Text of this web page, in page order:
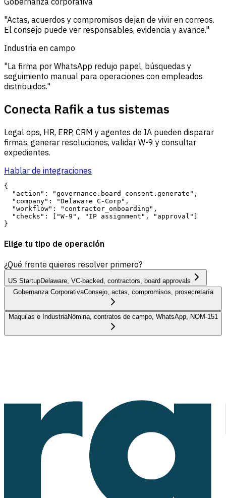
"Actas, acuerdos y compromisos dejan de vivir en correos.
El consejo puede ver responsables, evidencia y avance."
Industria en campo
"La firma por WhatsApp redujo papel, búsquedas y
seguimiento manual para operaciones con empleados
distribuidos."
Conecta Rafik a tus sistemas
Legal ops, HR, ERP, CRM y agentes de IA pueden disparar
firmas, generar resoluciones, validar W-9 y consultar
expedientes.
Hablar de integraciones
{
  "action": "governance.board_consent.generate",
  "company": "Delaware C-Corp",
  "workflow": "contractor_onboarding",
  "checks": ["W-9", "IP assignment", "approval"]
Elige tu tipo de operación
¿Qué frente quieres resolver primero?
US StartupDelaware, VC-backed, contractors, board approvals
Gobernanza CorporativaConsejo, actas, compromisos, prosecretaría
Maquilas e IndustriaNómina, contratos de campo, WhatsApp, NOM-151